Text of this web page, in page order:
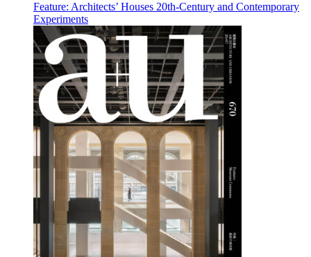
Feature: Architects’ Houses 20th-Century and Contemporary
Experiments